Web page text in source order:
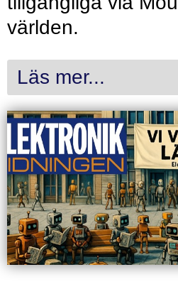
världen.
Läs mer...